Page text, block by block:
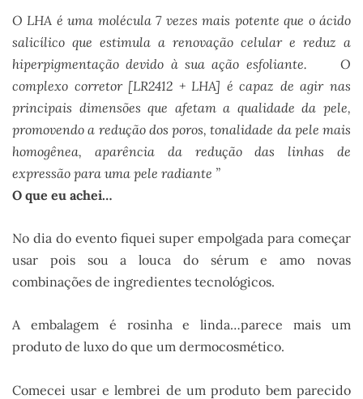
O LHA é uma molécula 7 vezes mais potente que o ácido
salicílico que estimula a renovação celular e reduz a
hiperpigmentação devido à sua ação esfoliante. O
complexo corretor [LR2412 + LHA] é capaz de agir nas
principais dimensões que afetam a qualidade da pele,
promovendo a redução dos poros, tonalidade da pele mais
homogênea, aparência da redução das linhas de
expressão para uma pele radiante ”
O que eu achei…
No dia do evento fiquei super empolgada para começar
usar pois sou a louca do sérum e amo novas
combinações de ingredientes tecnológicos.
A embalagem é rosinha e linda…parece mais um
produto de luxo do que um dermocosmético.
Comecei usar e lembrei de um produto bem parecido